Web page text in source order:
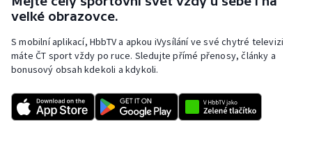
Ostatní
velké obrazovce.
S mobilní aplikací, HbbTV a apkou iVysílání ve své chytré televizi
máte ČT sport vždy po ruce. Sledujte přímé přenosy, články a
bonusový obsah kdekoli a kdykoli.